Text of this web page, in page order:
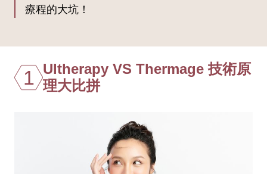
療程的大坑！
1 Ultherapy VS Thermage 技術原
理大比拼